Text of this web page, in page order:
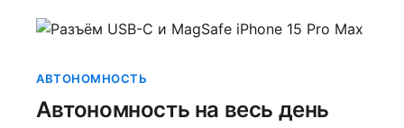
АВТОНОМНОСТЬ
Автономность на весь день